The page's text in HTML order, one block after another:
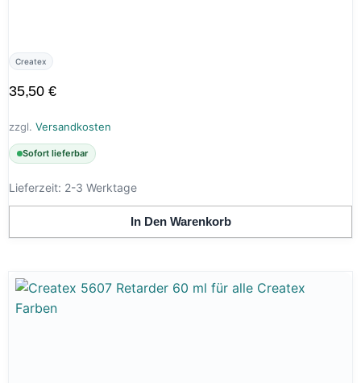
Createx
35,50 €
zzgl. Versandkosten
Sofort lieferbar
Lieferzeit: 2-3 Werktage
In Den Warenkorb